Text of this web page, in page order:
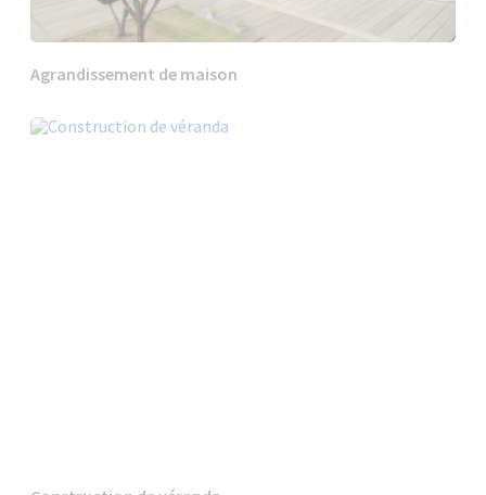
Agrandissement de maison